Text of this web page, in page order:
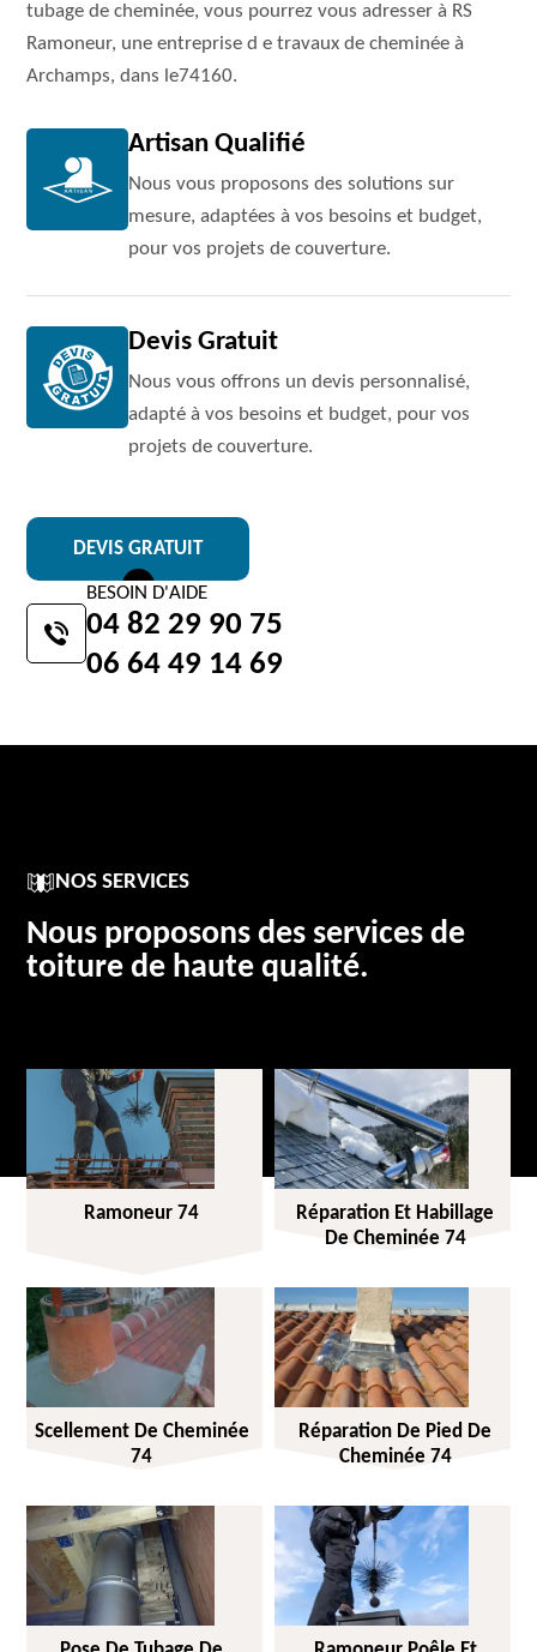
tubage de cheminée, vous pourrez vous adresser à RS
Ramoneur, une entreprise d e travaux de cheminée à
Archamps, dans le74160.
Artisan Qualifié
Nous vous proposons des solutions sur
mesure, adaptées à vos besoins et budget,
pour vos projets de couverture.
Devis Gratuit
Nous vous offrons un devis personnalisé,
adapté à vos besoins et budget, pour vos
projets de couverture.
DEVIS GRATUIT
BESOIN D'AIDE
04 82 29 90 75
06 64 49 14 69
NOS SERVICES
Nous proposons des services de
toiture de haute qualité.
Ramoneur 74
Réparation Et Habillage
De Cheminée 74
Scellement De Cheminée
74
Réparation De Pied De
Cheminée 74